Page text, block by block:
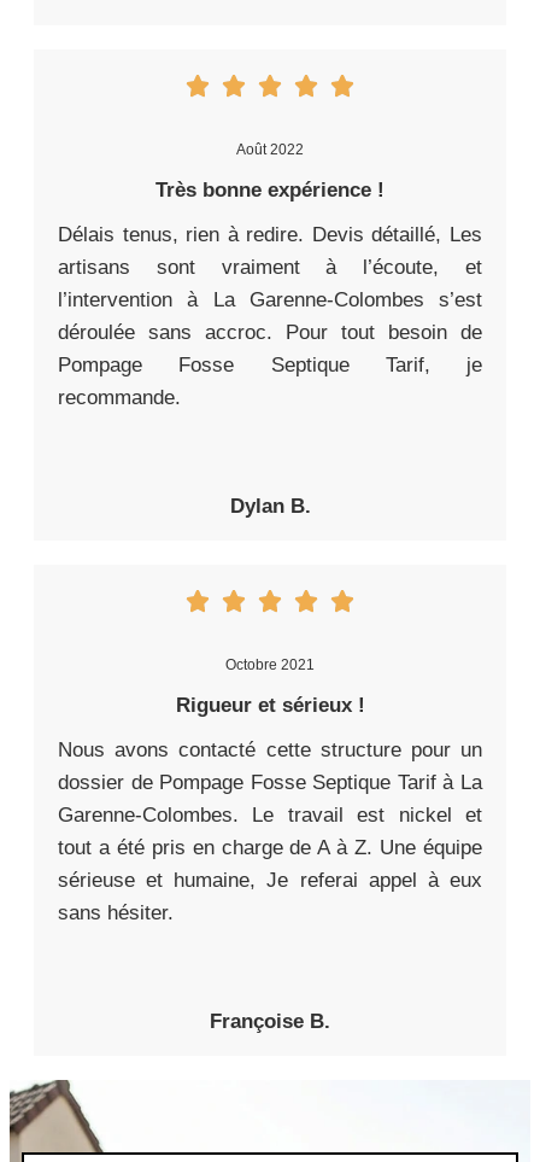
Août 2022
Très bonne expérience !
Délais tenus, rien à redire. Devis détaillé, Les
artisans sont vraiment à l’écoute, et
l’intervention à La Garenne-Colombes s’est
déroulée sans accroc. Pour tout besoin de
Pompage Fosse Septique Tarif, je
recommande.
Dylan B.
Octobre 2021
Rigueur et sérieux !
Nous avons contacté cette structure pour un
dossier de Pompage Fosse Septique Tarif à La
Garenne-Colombes. Le travail est nickel et
tout a été pris en charge de A à Z. Une équipe
sérieuse et humaine, Je referai appel à eux
sans hésiter.
Françoise B.